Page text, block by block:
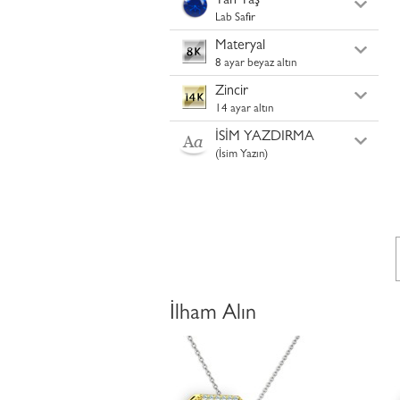
Lab Safir
Materyal
8 ayar beyaz altın
Zincir
14 ayar altın
İSİM YAZDIRMA
(İsim Yazın)
İlham Alın